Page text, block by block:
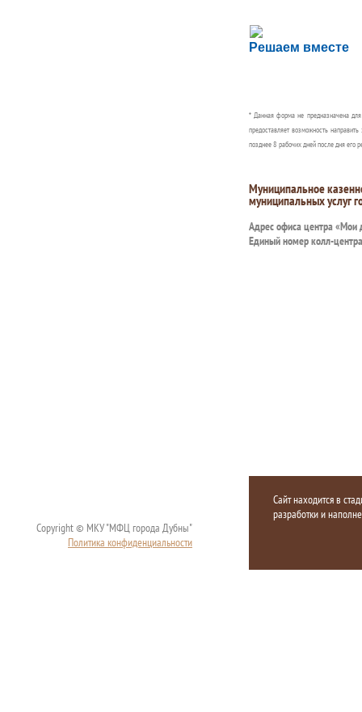
Решаем вместе
Сложности с
Сообщите об этом
* Данная форма не предназначена
предоставляет возможность
позднее 8 рабочих дней после дня его
Муниципальное
муниципальных услуг
Адрес офиса центра «Мои
Единый номер колл-
Copyright © МКУ "МФЦ города Дубны"
Политика конфиденциальности
Сайт находится в
разработки и